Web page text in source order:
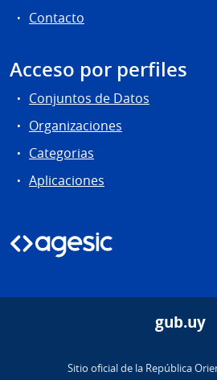
Contacto
Acceso por perfiles
Conjuntos de Datos
Organizaciones
Categorias
Aplicaciones
gub.uy
Sitio oficial de la República